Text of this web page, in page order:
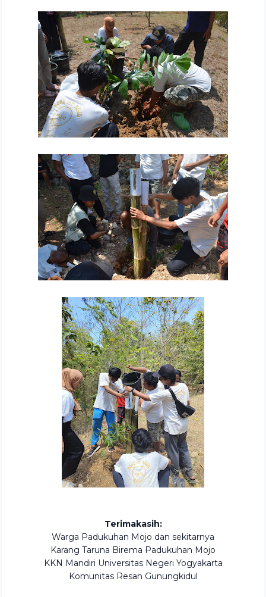
Terimakasih:
Warga Padukuhan Mojo dan sekitarnya
Karang Taruna Birema Padukuhan Mojo
KKN Mandiri Universitas Negeri Yogyakarta
Komunitas Resan Gunungkidul